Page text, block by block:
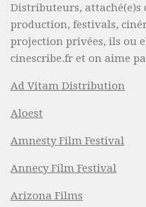
Distributeurs, attaché(e)s
production, festivals,
projection privées, ils ou
cinescribe.fr et on aime
Ad Vitam Distribution
Aloest
Amnesty Film Festival
Annecy Film Festival
Arizona Films